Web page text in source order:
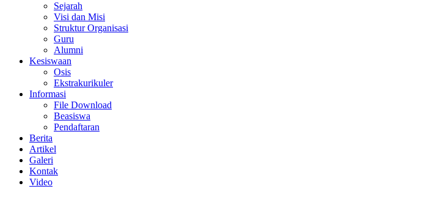
SMAS HANDAYANI MENYAMBUT BULAN SUCI RAMADHAN 1447 H ...
Sejarah
Visi dan Misi
Struktur Organisasi
Guru
Alumni
Kesiswaan
Osis
Ekstrakurikuler
Informasi
File Download
Beasiswa
Pendaftaran
Berita
Artikel
Galeri
Kontak
Video